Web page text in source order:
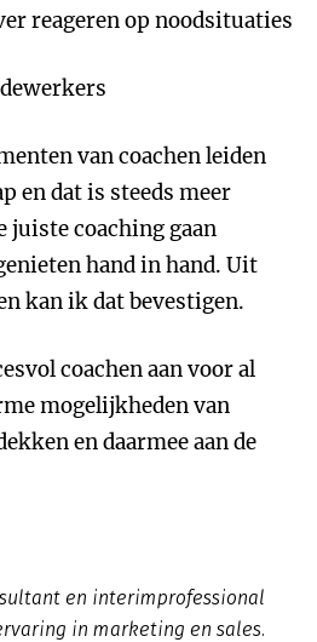
reageren op noodsituaties
van coachen leiden
en dat is steeds meer
juiste coaching gaan
hand in hand. Uit
kan ik dat bevestigen.
coachen aan voor al
mogelijkheden van
en daarmee aan de
en interimprofessional
in marketing en sales.